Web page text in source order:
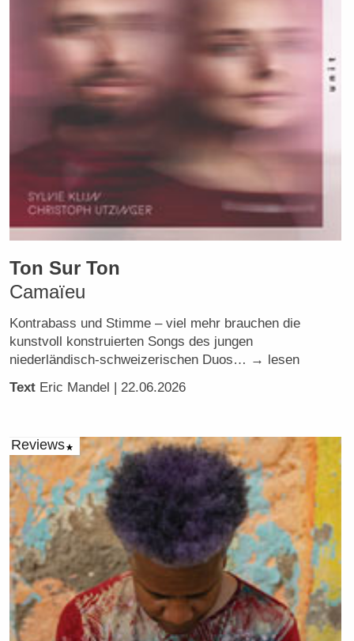
Ton Sur Ton
Camaïeu
Kontrabass und Stimme – viel mehr brauchen die
kunstvoll konstruierten Songs des jungen
niederländisch-schweizerischen Duos… → lesen
Text Eric Mandel | 22.06.2026
Reviews